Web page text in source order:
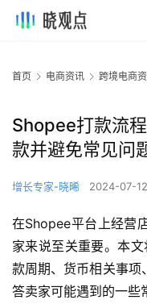
首页 电商资讯 跨境电商
Shopee打款流
款并避免常见问
增长专家-晓晞 2024-07-
在Shopee平台上经营
家来说至关重要。本
款周期、货币相关事项
答卖家可能遇到的一些